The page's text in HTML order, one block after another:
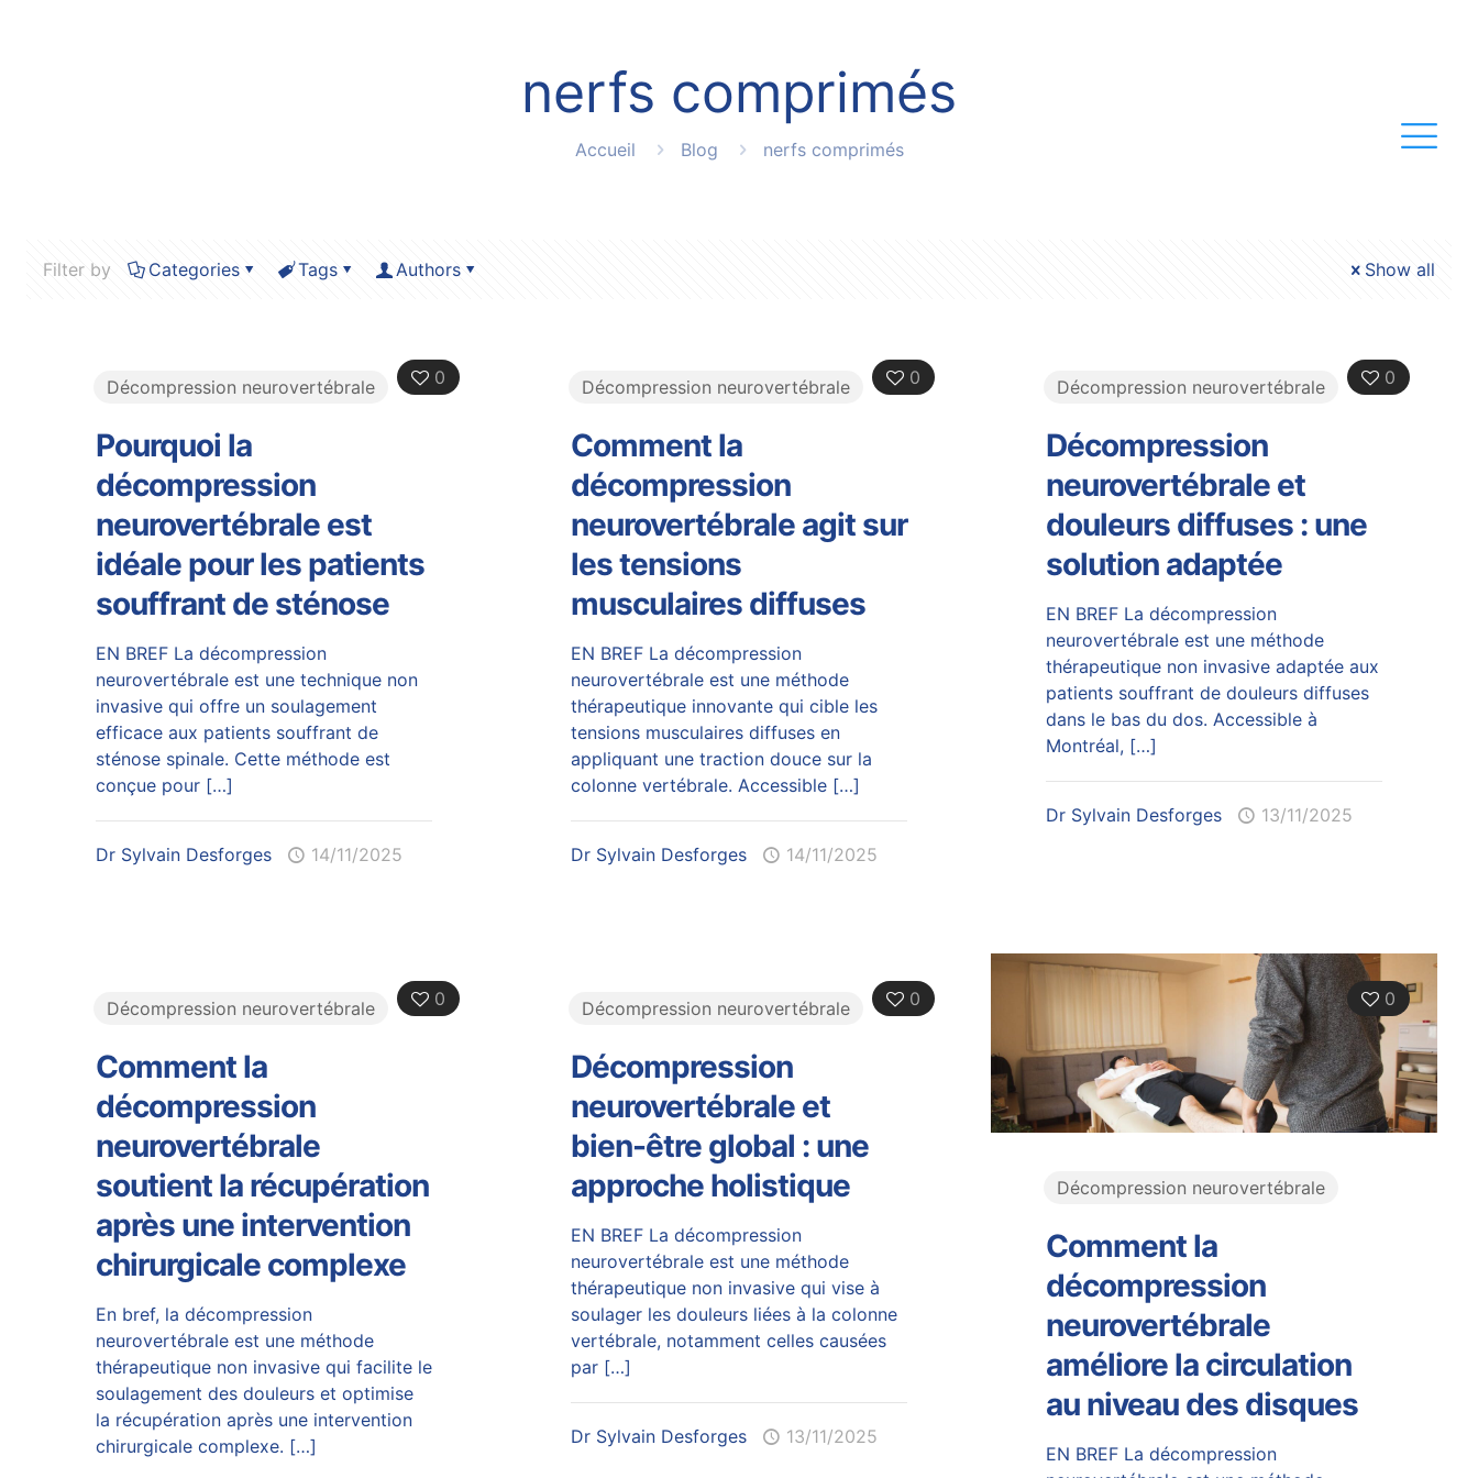
nerfs comprimés
Accueil Blog nerfs comprimés
Filter by Categories Tags Authors Show all
0
Décompression neurovertébrale
Pourquoi la
décompression
neurovertébrale est
idéale pour les patients
souffrant de sténose
EN BREF La décompression
neurovertébrale est une technique non
invasive qui offre un soulagement
efficace aux patients souffrant de
sténose spinale. Cette méthode est
conçue pour[…]
Dr Sylvain Desforges 14/11/2025
0
Décompression neurovertébrale
Comment la
décompression
neurovertébrale agit sur
les tensions
musculaires diffuses
EN BREF La décompression
neurovertébrale est une méthode
thérapeutique innovante qui cible les
tensions musculaires diffuses en
appliquant une traction douce sur la
colonne vertébrale. Accessible[…]
Dr Sylvain Desforges 14/11/2025
0
Décompression neurovertébrale
Décompression
neurovertébrale et
douleurs diffuses : une
solution adaptée
EN BREF La décompression
neurovertébrale est une méthode
thérapeutique non invasive adaptée aux
patients souffrant de douleurs diffuses
dans le bas du dos. Accessible à
Montréal, […]
Dr Sylvain Desforges 13/11/2025
0
Décompression neurovertébrale
Comment la
décompression
neurovertébrale
soutient la récupération
après une intervention
chirurgicale complexe
En bref, la décompression
neurovertébrale est une méthode
thérapeutique non invasive qui facilite le
soulagement des douleurs et optimise
la récupération après une intervention
chirurgicale complexe. […]
0
Décompression neurovertébrale
Décompression
neurovertébrale et
bien-être global : une
approche holistique
EN BREF La décompression
neurovertébrale est une méthode
thérapeutique non invasive qui vise à
soulager les douleurs liées à la colonne
vertébrale, notamment celles causées
par[…]
Dr Sylvain Desforges 13/11/2025
0
Décompression neurovertébrale
Comment la
décompression
neurovertébrale
améliore la circulation
au niveau des disques
EN BREF La décompression